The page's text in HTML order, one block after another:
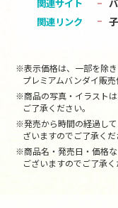
関連サイト
関連リンク
※表示価格は、一部を除き
プレミアムバンダイ販売
※商品の写真・イラスト
ご了承ください。
※発売から時間の経過し
ざいますのでご了承くだ
※商品名・発売日・価格
ございますのでご了承く